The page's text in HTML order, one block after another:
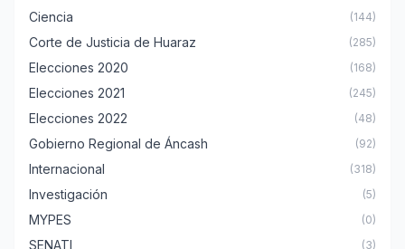
Ciencia (144)
Corte de Justicia de Huaraz (285)
Elecciones 2020 (168)
Elecciones 2021 (245)
Elecciones 2022 (48)
Gobierno Regional de Áncash (92)
Internacional (318)
Investigación (5)
MYPES (0)
SENATI (3)